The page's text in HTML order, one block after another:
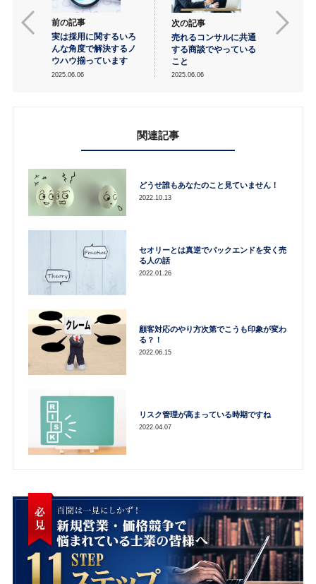
前の記事
実は採用に関するいろ
んな角度で解決するノ
ウハウ揃っています
2025.06.06
次の記事
売れるコンサルに共通
する商談でやっている
こと
2025.06.06
関連記事
どうせ誰もあなたのこと見ていません！
2022.10.13
セオリーとは真逆でバックエンドを安く売
る人の話
2022.01.26
顧客対応のやり方次第でこうも印象が変わ
る？！
2022.06.15
リスク管理が高まっている時期ですね
2022.04.07